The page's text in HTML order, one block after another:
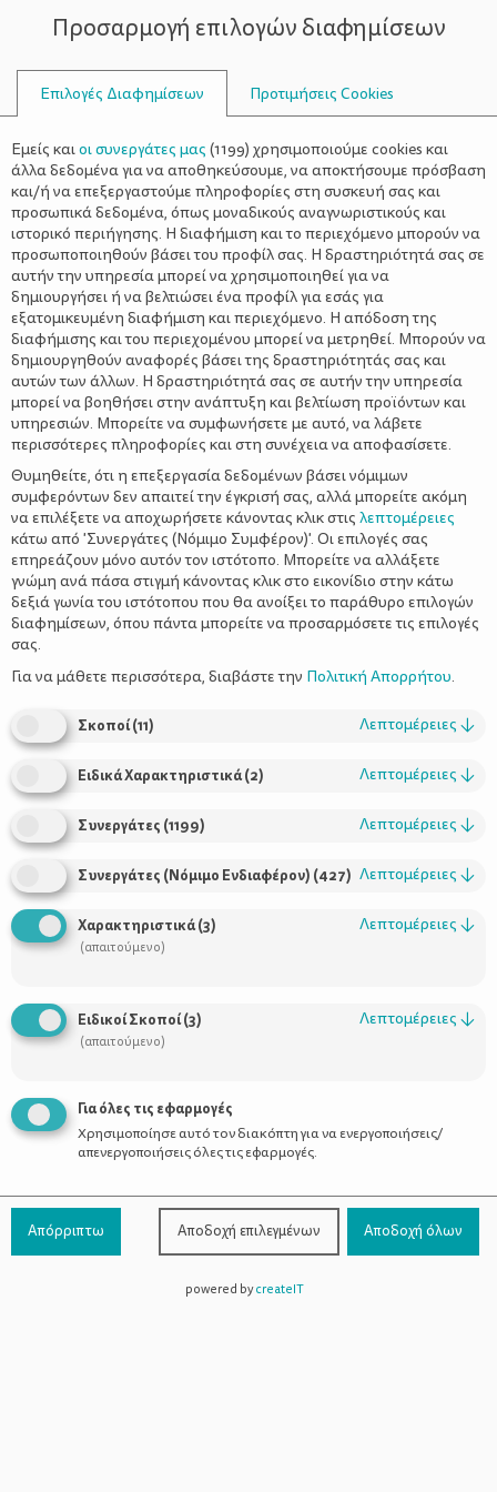
ΣΥΜΒΟΥΛΟΙ
ΈΜΠΙΣΤΟΣ ΦΊΛΟΣ
Το νάνι του: από τον πρώτο χρόνο
μέχρι το σχολείο
Χρήσιμοι Σύνδεσμοι
Προϊόντα
Επικοινωνία
800-1199-800(από σταθερό,
χωρίς χρέωση)
Προσαρμογή επιλογών διαφημίσεων
Επιλογές Διαφημίσεων Προτιμήσεις Cookies
Εμείς καιοι συνεργάτες μας (1199) χρησιμοποιούμε cookies και
άλλα δεδομένα για να αποθηκεύσουμε, να αποκτήσουμε πρόσβαση
και/ή να επεξεργαστούμε πληροφορίες στη συσκευή σας και
προσωπικά δεδομένα, όπως μοναδικούς αναγνωριστικούς και
ιστορικό περιήγησης. Η διαφήμιση και το περιεχόμενο μπορούν να
προσωποποιηθούν βάσει του προφίλ σας. Η δραστηριότητά σας σε
αυτήν την υπηρεσία μπορεί να χρησιμοποιηθεί για να
δημιουργήσει ή να βελτιώσει ένα προφίλ για εσάς για
εξατομικευμένη διαφήμιση και περιεχόμενο. Η απόδοση της
διαφήμισης και του περιεχομένου μπορεί να μετρηθεί. Μπορούν να
δημιουργηθούν αναφορές βάσει της δραστηριότητάς σας και
αυτών των άλλων. Η δραστηριότητά σας σε αυτήν την υπηρεσία
μπορεί να βοηθήσει στην ανάπτυξη και βελτίωση προϊόντων και
υπηρεσιών. Μπορείτε να συμφωνήσετε με αυτό, να λάβετε
περισσότερες πληροφορίες και στη συνέχεια να αποφασίσετε.
Θυμηθείτε, ότι η επεξεργασία δεδομένων βάσει νόμιμων
συμφερόντων δεν απαιτεί την έγκρισή σας, αλλά μπορείτε ακόμη
να επιλέξετε να αποχωρήσετε κάνοντας κλικ στις λεπτομέρειες
κάτω από 'Συνεργάτες (Νόμιμο Συμφέρον)'. Οι επιλογές σας
επηρεάζουν μόνο αυτόν τον ιστότοπο. Μπορείτε να αλλάξετε
γνώμη ανά πάσα στιγμή κάνοντας κλικ στο εικονίδιο στην κάτω
δεξιά γωνία του ιστότοπου που θα ανοίξει το παράθυρο επιλογών
διαφημίσεων, όπου πάντα μπορείτε να προσαρμόσετε τις επιλογές
σας.
Για να μάθετε περισσότερα, διαβάστε την Πολιτική Απορρήτου.
Σκοποί(11) Λεπτομέρειες ↓
Ειδικά Χαρακτηριστικά(2) Λεπτομέρειες ↓
Συνεργάτες (1199) Λεπτομέρειες ↓
Συνεργάτες (Νόμιμο Ενδιαφέρον) (427) Λεπτομέρειες ↓
Χαρακτηριστικά(3)
(απαιτούμενο)
Λεπτομέρειες ↓
Ειδικοί Σκοποί(3)
(απαιτούμενο)
Λεπτομέρειες ↓
Για όλες τις εφαρμογές
Χρησιμοποίησε αυτό τον διακόπτη για να ενεργοποιήσεις/
απενεργοποιήσεις όλες τις εφαρμογές.
Απόρριπτω Αποδοχή επιλεγμένων Αποδοχή όλων
powered bycreateIT